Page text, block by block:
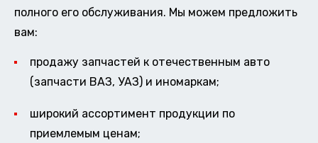
полного его обслуживания. Мы можем предложить
вам:
продажу запчастей к отечественным авто
(запчасти ВАЗ, УАЗ) и иномаркам;
широкий ассортимент продукции по
приемлемым ценам;